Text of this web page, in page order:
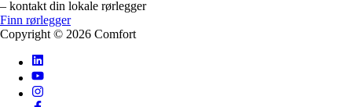
– kontakt din lokale rørlegger
Finn rørlegger
Copyright © 2026 Comfort